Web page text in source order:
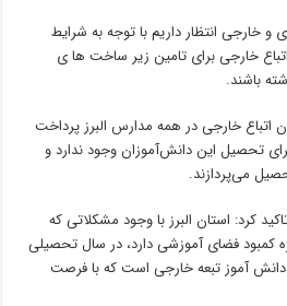
خارجی انتظار داریم با توجه به شرایط
خارجی برای تامین زیر ساخت ها ی
باشند.
اتباع خارجی در همه مدارس البرز پرداخت
تحصیل این دانش‌آموزان وجود ندارد و
می‌پردازند.
کرد: استان البرز با وجود مشکلاتی که
کمبود فضای آموزشی دارد، در سال تحصیلی
حدود ۳۰هزار نفر دانش آموز تبعه خارجی است که با فرصت